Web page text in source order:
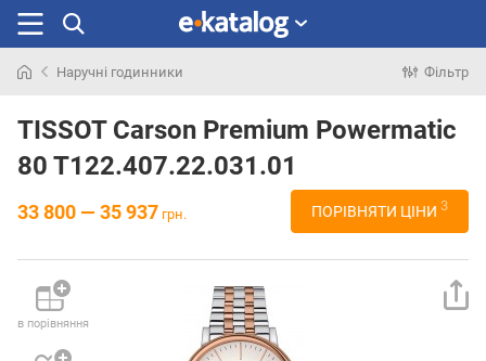
раніше
Наручні годинники Фільтр
TISSOT Carson Premium Powermatic
80 T122.407.22.031.01
33 800 — 35 937 грн. ПОРІВНЯТИ ЦІНИ 3
в порівняння